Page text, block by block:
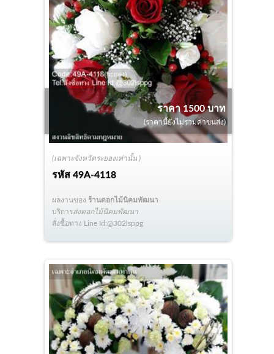
(เฉพาะจังหวัดระยองเท่านั้น )
รหัส49A-4118
ราคา 1500 บาท
(ราคานี้ยังไม่รวมค่าขนส่ง)
ผลงานของ ร้านดอกไม้นิคมพัฒนา
บริการส่งดอกไม้นิคมพัฒนา
สั่งซื้อทาง Line Id:@302lsppg